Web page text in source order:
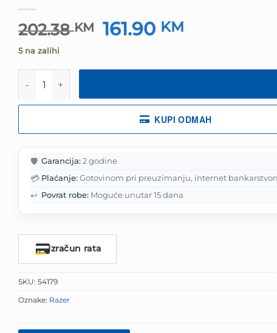
202.38KM
Izvorna
cijena
je:
161.90 KM
161.90 KM.
5 na zalihi
KUPI ODMAH
🛡️ Garancija:2 godine
💳 Plaćanje:Gotovinom pri preuzimanju, internet
↩️ Povrat robe: Moguće unutar 15 dana
Izračun rata
SKU: 54179
Oznake: Razer